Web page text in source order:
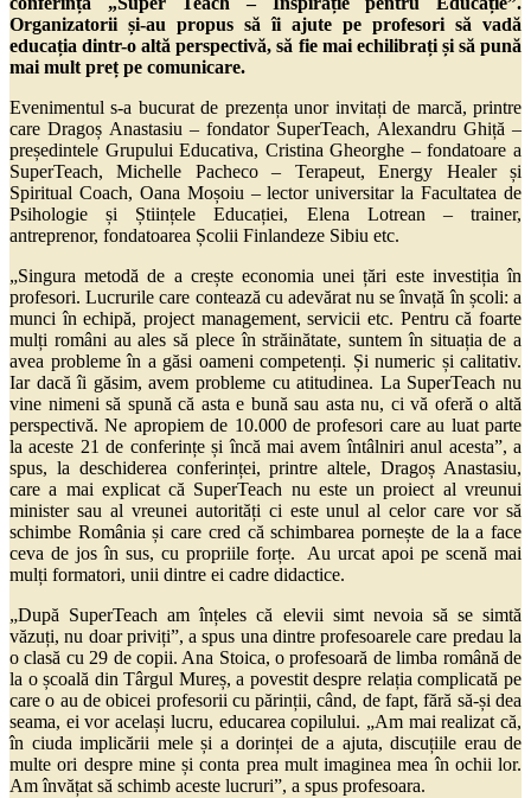
Organizatorii și-au propus să îi ajute pe profesori să vadă
educația dintr-o altă perspectivă, să fie mai echilibrați și să pună
mai mult preț pe comunicare.
Evenimentul s-a bucurat de prezența unor invitați de marcă, printre
care Dragoș Anastasiu – fondator SuperTeach, Alexandru Ghiță –
președintele Grupului Educativa, Cristina Gheorghe – fondatoare a
SuperTeach, Michelle Pacheco – Terapeut, Energy Healer și
Spiritual Coach, Oana Moșoiu – lector universitar la Facultatea de
Psihologie și Științele Educației, Elena Lotrean – trainer,
antreprenor, fondatoarea Școlii Finlandeze Sibiu etc.
„Singura metodă de a crește economia unei țări este investiția în
profesori. Lucrurile care contează cu adevărat nu se învață în școli: a
munci în echipă, project management, servicii etc. Pentru că foarte
mulți români au ales să plece în străinătate, suntem în situația de a
avea probleme în a găsi oameni competenți. Și numeric și calitativ.
Iar dacă îi găsim, avem probleme cu atitudinea. La SuperTeach nu
vine nimeni să spună că asta e bună sau asta nu, ci vă oferă o altă
perspectivă. Ne apropiem de 10.000 de profesori care au luat parte
la aceste 21 de conferințe și încă mai avem întâlniri anul acesta”, a
spus, la deschiderea conferinței, printre altele, Dragoș Anastasiu,
care a mai explicat că SuperTeach nu este un proiect al vreunui
minister sau al vreunei autorități ci este unul al celor care vor să
schimbe România și care cred că schimbarea pornește de la a face
ceva de jos în sus, cu propriile forțe. Au urcat apoi pe scenă mai
mulți formatori, unii dintre ei cadre didactice.
„După SuperTeach am înțeles că elevii simt nevoia să se simtă
văzuți, nu doar priviți”, a spus una dintre profesoarele care predau la
o clasă cu 29 de copii. Ana Stoica, o profesoară de limba română de
la o școală din Târgul Mureș, a povestit despre relația complicată pe
care o au de obicei profesorii cu părinții, când, de fapt, fără să-și dea
seama, ei vor același lucru, educarea copilului. „Am mai realizat că,
în ciuda implicării mele și a dorinței de a ajuta, discuțiile erau de
multe ori despre mine și conta prea mult imaginea mea în ochii lor.
Am învățat să schimb aceste lucruri”, a spus profesoara.